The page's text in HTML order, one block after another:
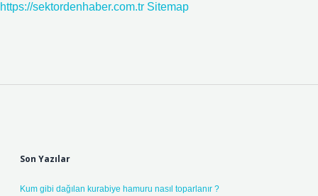
https://sektordenhaber.com.tr Sitemap
Son Yazılar
Kum gibi dağılan kurabiye hamuru nasıl toparlanır ?